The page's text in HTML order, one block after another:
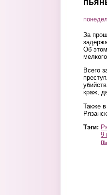
За
Об
Всего
краж,
Также
Тэги:
9